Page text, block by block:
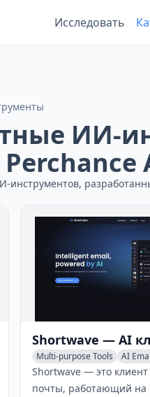
Исследовать
ИИ-
инструментов,
Multi-purpose Tools
AI
AI Email Writer
Shortwave — это клиент
почты, работающий на